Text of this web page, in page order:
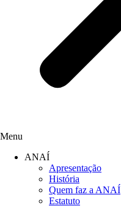
Menu
ANAÍ
Apresentação
História
Quem faz a ANAÍ
Estatuto